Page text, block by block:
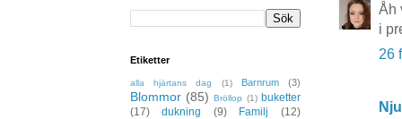
Åh
i
26
Etiketter
alla hjärtans dag (1) Barnrum (3)
Blommor (85) Bröllop (1) buketter
(17)
dukning (9) Familj
(12)